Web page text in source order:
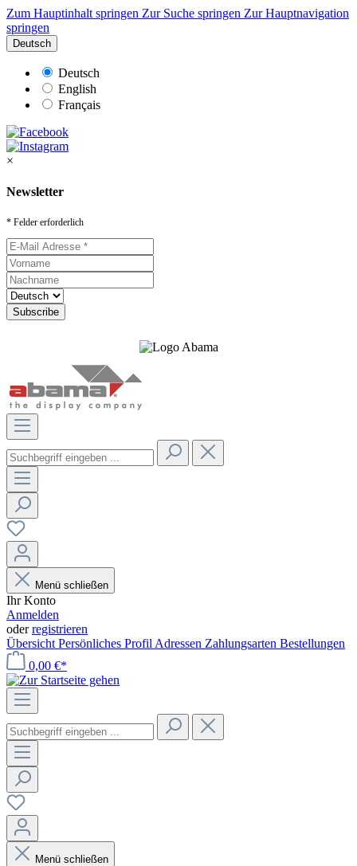
Zum Hauptinhalt springen Zur Suche springen Zur Hauptnavigation
springen
Deutsch
Deutsch
English
Français
×
Newsletter
* Felder erforderlich
Menü schließen
Ihr Konto
Anmelden
oderregistrieren
Übersicht Persönliches Profil Adressen Zahlungsarten Bestellungen
0,00 €*
Menü schließen